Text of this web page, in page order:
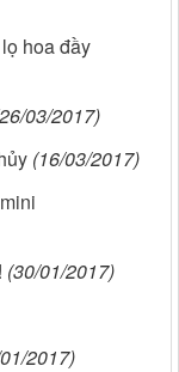
hoa đầy
03/2017)
(16/03/2017)
(30/01/2017)
2017)